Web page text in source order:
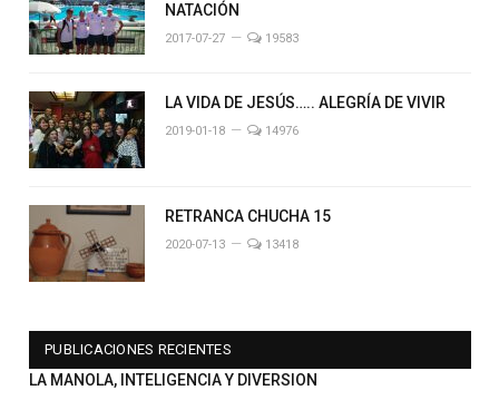
NATACIÓN
2017-07-27 19583
LA VIDA DE JESÚS….. ALEGRÍA DE VIVIR
2019-01-18 14976
RETRANCA CHUCHA 15
2020-07-13 13418
PUBLICACIONES RECIENTES
LA MANOLA, INTELIGENCIA Y DIVERSION